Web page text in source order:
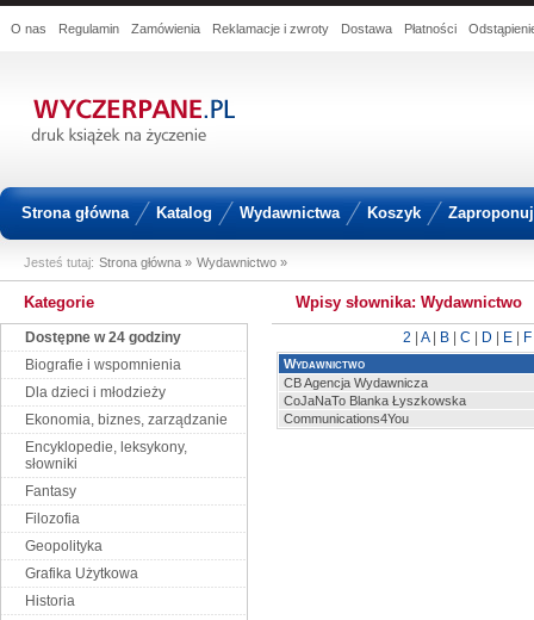
O nas Regulamin Zamówienia Reklamacje i zwroty Dostawa Płatności
Strona główna Katalog Wydawnictwa Koszyk
Jesteś tutaj: Strona główna » Wydawnictwo »
Kategorie
Dostępne w 24 godziny
Biografie i wspomnienia
Dla dzieci i młodzieży
Ekonomia, biznes, zarządzanie
Encyklopedie, leksykony,
słowniki
Fantasy
Filozofia
Geopolityka
Grafika Użytkowa
Historia
Wpisy słownika: Wydawnictwo
2 A| B C D E F
Wydawnictwo
CB Agencja Wydawnicza
CoJaNaTo Blanka Łyszkowska
Communications4You